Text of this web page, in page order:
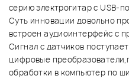
серию электрогитар с USB-
Суть инновации довольно
встроен аудиоинтерфейс с
Сигнал с датчиков
цифровые
обработки в компьютер по